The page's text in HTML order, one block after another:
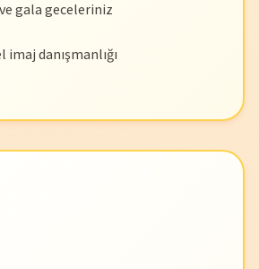
gala geceleriniz
danışmanlığı